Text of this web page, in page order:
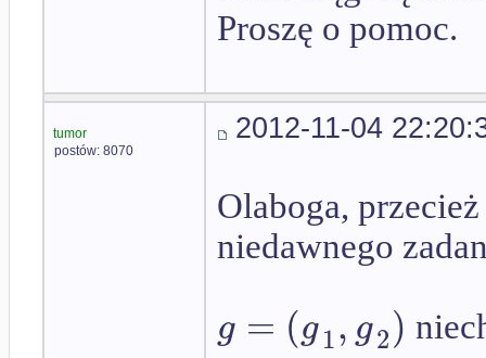
Proszę o pomoc.
tumor
postów: 8070
2012-11-04
Olaboga,
niedawnego
g = (g1,g2)